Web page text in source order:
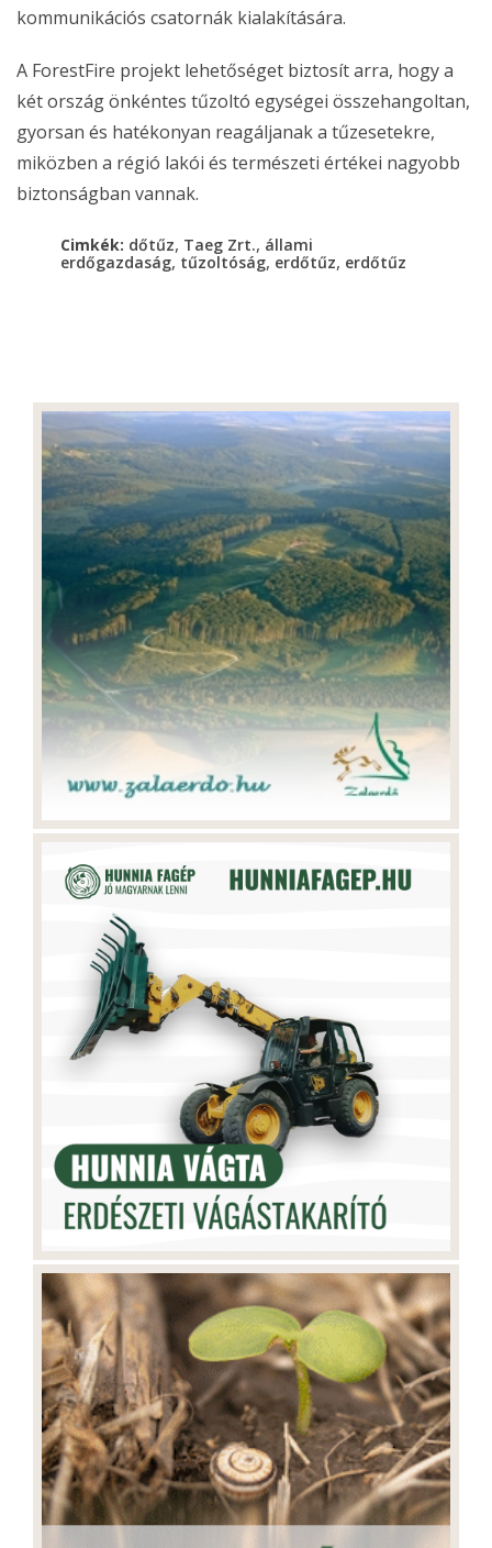
kommunikációs csatornák kialakítására.
A ForestFire projekt lehetőséget biztosít arra, hogy a
két ország önkéntes tűzoltó egységei összehangoltan,
gyorsan és hatékonyan reagáljanak a tűzesetekre,
miközben a régió lakói és természeti értékei nagyobb
biztonságban vannak.
Cimkék: dőtűz, Taeg Zrt., állami
erdőgazdaság, tűzoltóság, erdőtűz, erdőtűz